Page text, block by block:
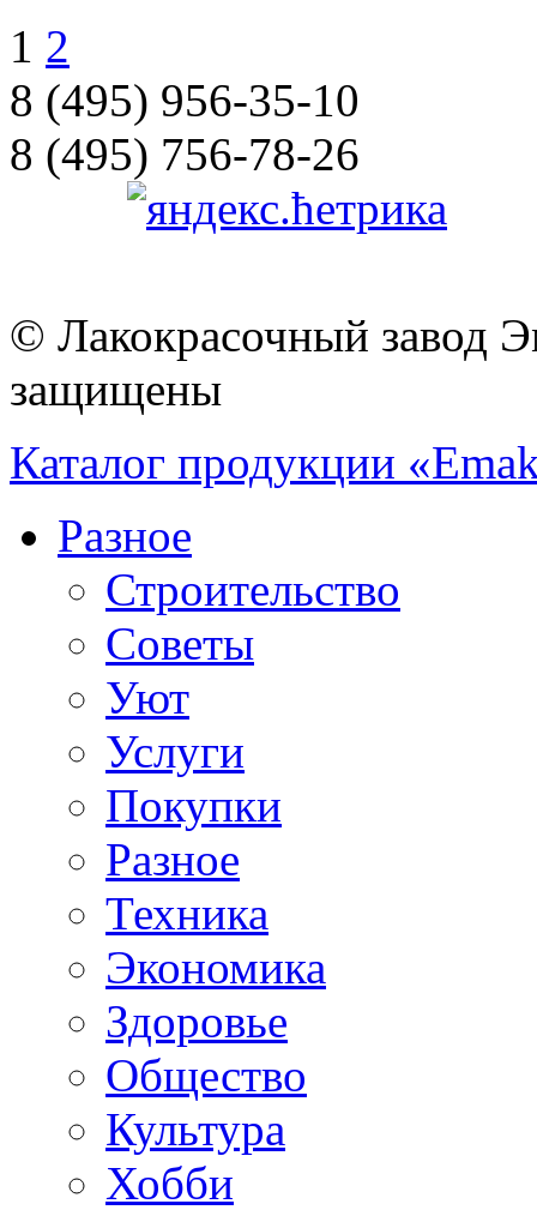
1 2
8 (495) 956-35-10
8 (495) 756-78-26
© Лакокрасочный завод
защищены
Каталог продукции
Разное
Строительство
Советы
Уют
Услуги
Покупки
Разное
Техника
Экономика
Здоровье
Общество
Культура
Хобби